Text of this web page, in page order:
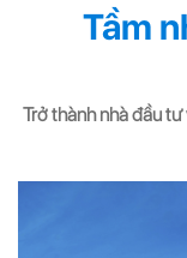
Tầm
Trở thành nhà đầu